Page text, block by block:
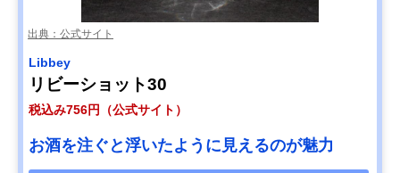
出典：公式サイト
Libbey
リビーショット30
税込み756円（公式サイト）
お酒を注ぐと浮いたように見えるのが魅力